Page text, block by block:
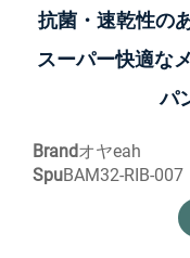
抗菌・速乾性の
スーパー快適な
パ
Brandオヤeah
SpuBAM32-RIB-007